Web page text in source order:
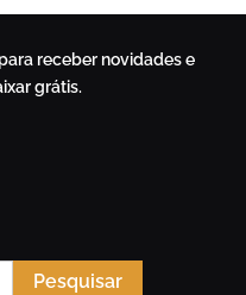
receber novidades e
grátis.
Pesquisar